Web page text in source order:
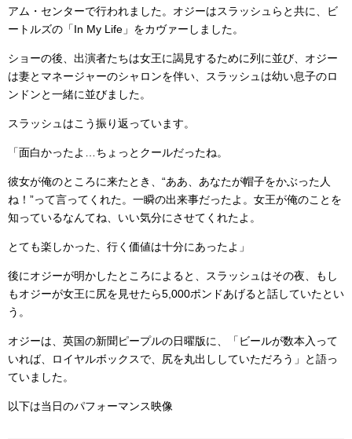
アム・センターで行われました。オジーはスラッシュらと共に、ビ
ートルズの「In My Life」をカヴァーしました。
ショーの後、出演者たちは女王に謁見するために列に並び、オジー
は妻とマネージャーのシャロンを伴い、スラッシュは幼い息子のロ
ンドンと一緒に並びました。
スラッシュはこう振り返っています。
「面白かったよ…ちょっとクールだったね。
彼女が俺のところに来たとき、“ああ、あなたが帽子をかぶった人
ね！”って言ってくれた。一瞬の出来事だったよ。女王が俺のことを
知っているなんてね、いい気分にさせてくれたよ。
とても楽しかった、行く価値は十分にあったよ」
後にオジーが明かしたところによると、スラッシュはその夜、もし
もオジーが女王に尻を見せたら5,000ポンドあげると話していたとい
う。
オジーは、英国の新聞ピープルの日曜版に、「ビールが数本入って
いれば、ロイヤルボックスで、尻を丸出ししていただろう」と語っ
ていました。
以下は当日のパフォーマンス映像